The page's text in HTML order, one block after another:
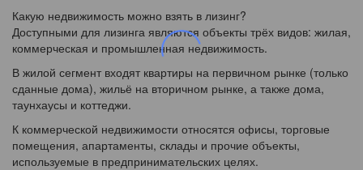
Какую недвижимость можно взять в лизинг?
Доступными для лизинга являются объекты трёх видов: жилая,
коммерческая и промышленная недвижимость.
В жилой сегмент входят квартиры на первичном рынке (только
сданные дома), жильё на вторичном рынке, а также дома,
таунхаусы и коттеджи.
К коммерческой недвижимости относятся офисы, торговые
помещения, апартаменты, склады и прочие объекты,
используемые в предпринимательских целях.